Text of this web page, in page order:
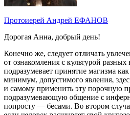
Протоиерей Андрей ЕФАНОВ
Дорогая Анна, добрый день!
Конечно же, следует отличать
от ознакомления с культурой
подразумевает принятие магизма
минимум, допустимого явления,
и самому применить эту порочную
подразумевающую общение с
попросту — бесами. Во втором